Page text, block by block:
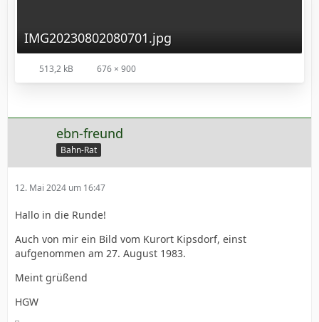
IMG20230802080701.jpg
513,2 kB 676 × 900
ebn-freund
Bahn-Rat
12. Mai 2024 um 16:47
Hallo in die Runde!
Auch von mir ein Bild vom Kurort Kipsdorf, einst
aufgenommen am 27. August 1983.
Meint grüßend
HGW